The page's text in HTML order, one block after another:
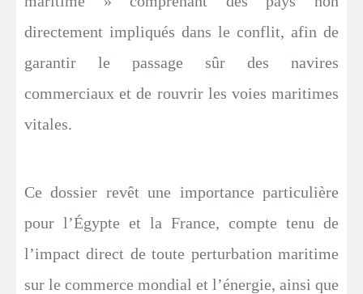
directement impliqués dans le conflit, afin de
garantir le passage sûr des navires
commerciaux et de rouvrir les voies maritimes
vitales.
Ce dossier revêt une importance particulière
pour l’Égypte et la France, compte tenu de
l’impact direct de toute perturbation maritime
sur le commerce mondial et l’énergie, ainsi que